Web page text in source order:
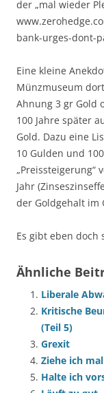
der „mal wieder
bank-urges-dont-
Eine kleine
Münzmuseum
Ahnung 3 gr Gold
100 Jahre später
Gold. Dazu eine
10 Gulden und
„Preissteigerung“
Jahr
der Goldgehalt im
Es gibt eben doch
Ähnliche
Liberale
Kritische
(Teil 5)
Grexit
Ziehe ich
Halte ich